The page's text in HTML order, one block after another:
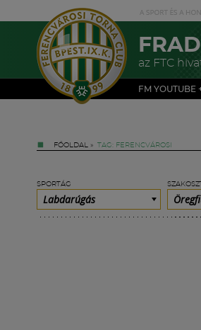
az FTC
FM YOUTUBE
FŐOLDAL » TAG: FERENCVÁROSI
SPORTÁG
Labdarúgás